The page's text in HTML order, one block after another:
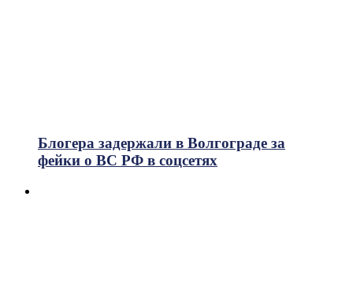
Блогера задержали в Волгограде за
фейки о ВС РФ в соцсетях